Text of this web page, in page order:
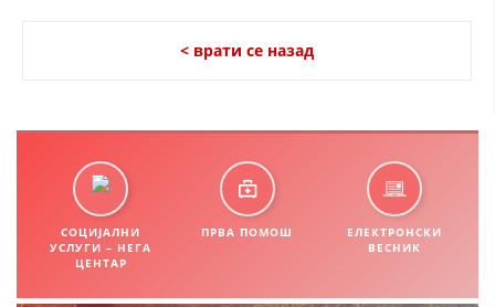
ЧЛЕНСТВО ВО ПРОФЕСИОНАЛНИ ТЕЛА
СТАТУТ НА ЦКРМ
< врати се назад
СОЦИЈАЛНИ
УСЛУГИ – НЕГА
ЦЕНТАР
ПРВА ПОМОШ
ЕЛЕКТРОНСКИ
ВЕСНИК